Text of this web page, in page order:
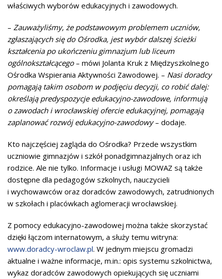
właściwych wyborów edukacyjnych i zawodowych.
– Zauważyliśmy, że podstawowym problemem uczniów,
zgłaszających się do Ośrodka, jest wybór dalszej ścieżki
kształcenia po ukończeniu gimnazjum lub liceum
ogólnokształcącego– mówi Jolanta Kruk z Międzyszkolnego
Ośrodka Wspierania Aktywności Zawodowej. – Nasi doradcy
pomagają takim osobom w podjęciu decyzji, co robić dalej:
określają predyspozycje edukacyjno-zawodowe, informują
o zawodach i wrocławskiej ofercie edukacyjnej, pomagają
zaplanować rozwój edukacyjno-zawodowy– dodaje.
Kto najczęściej zagląda do Ośrodka? Przede wszystkim
uczniowie gimnazjów i szkół ponadgimnazjalnych oraz ich
rodzice. Ale nie tylko. Informacje i usługi MOWAZ są także
dostępne dla pedagogów szkolnych, nauczycieli
i wychowawców oraz doradców zawodowych, zatrudnionych
w szkołach i placówkach aglomeracji wrocławskiej.
Z pomocy edukacyjno-zawodowej można także skorzystać
dzięki łączom internatowym, a służy temu witryna:
www.doradcy-wroclaw.pl. W jednym miejscu gromadzi
aktualne i ważne informacje, m.in.: opis systemu szkolnictwa,
wykaz doradców zawodowych opiekujących się uczniami